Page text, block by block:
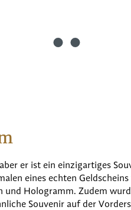
er ist ein einzigartiges
eines echten Geldscheins
Hologramm. Zudem
Souvenir auf der